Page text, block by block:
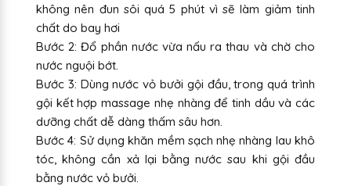
không nên đun sôi quá 5 phút vì sẽ làm giảm tinh
chất do bay hơi
Bước 2: Đổ phần nước vừa nấu ra thau và chờ cho
nước nguội bớt.
Bước 3: Dùng nước vỏ bưởi gội đầu, trong quá trình
gội kết hợp massage nhẹ nhàng để tinh dầu và các
dưỡng chất dễ dàng thấm sâu hơn.
Bước 4: Sử dụng khăn mềm sạch nhẹ nhàng lau khô
tóc, không cần xả lại bằng nước sau khi gội đầu
bằng nước vỏ bưởi.